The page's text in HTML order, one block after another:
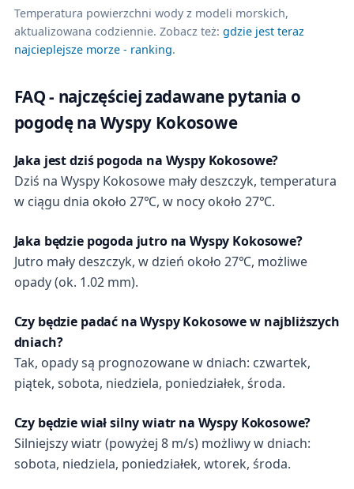
Temperatura powierzchni wody z modeli morskich,
aktualizowana codziennie. Zobacz też: gdzie jest teraz
najcieplejsze morze - ranking.
FAQ - najczęściej zadawane pytania o
pogodę na Wyspy Kokosowe
Jaka jest dziś pogoda na Wyspy Kokosowe?
Dziś na Wyspy Kokosowe mały deszczyk, temperatura
w ciągu dnia około 27℃, w nocy około 27℃.
Jaka będzie pogoda jutro na Wyspy Kokosowe?
Jutro mały deszczyk, w dzień około 27℃, możliwe
opady (ok. 1.02 mm).
Czy będzie padać na Wyspy Kokosowe w najbliższych
dniach?
Tak, opady są prognozowane w dniach: czwartek,
piątek, sobota, niedziela, poniedziałek, środa.
Czy będzie wiał silny wiatr na Wyspy Kokosowe?
Silniejszy wiatr (powyżej 8 m/s) możliwy w dniach:
sobota, niedziela, poniedziałek, wtorek, środa.